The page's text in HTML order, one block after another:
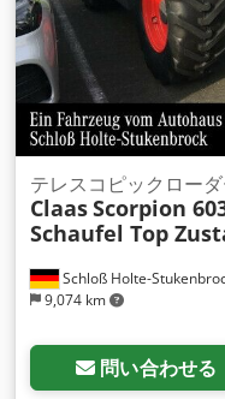
Schloß Holte-
9,074 km
テレスコピックロー
ClaasScorpion
Schaufel Top
問い合わせる